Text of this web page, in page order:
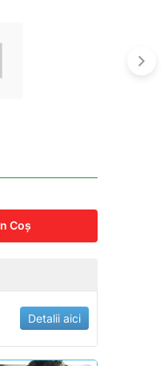
Coş
Detalii aici